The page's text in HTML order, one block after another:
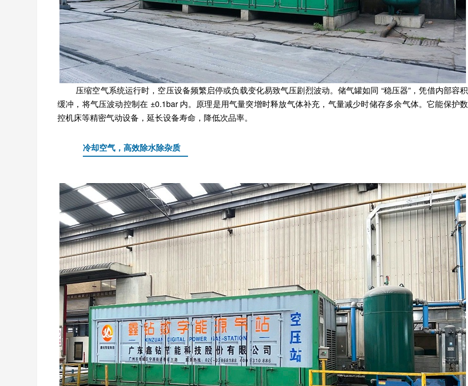
压缩空气系统运行时，空压设备频繁启停或负载变化易致气压剧烈波动。储气罐如同 “稳压器”，凭借内部容积
缓冲，将气压波动控制在 ±0.1bar 内。原理是用气量突增时释放气体补充，气量减少时储存多余气体。它能保护数
控机床等精密气动设备，延长设备寿命，降低次品率。
冷却空气，高效除水除杂质